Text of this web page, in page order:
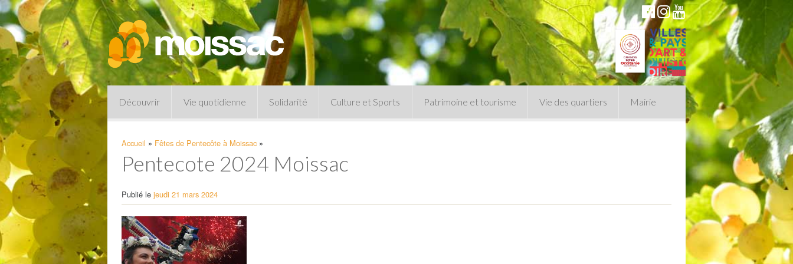
Découvrir Vie quotidienne
Pharmacies de garde
Solidarité Culture et Sports Patrimoine et tourisme
Le musée
Vie des quartiers Mairie
Accueil » Fêtes de Pentecôte à Moissac »
Pentecote 2024 Moissac
Publié le jeudi 21 mars 2024